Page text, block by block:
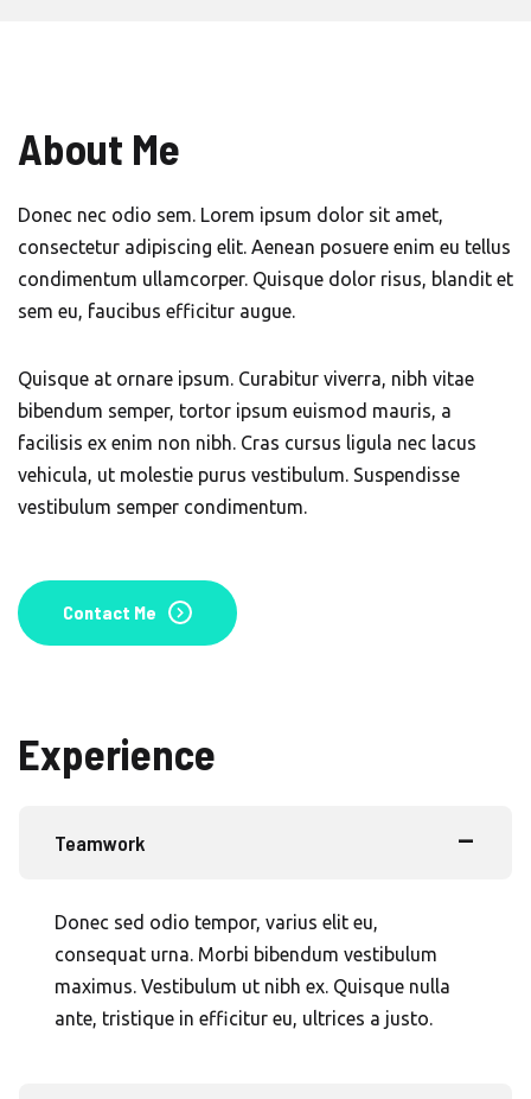
About Me
Donec nec odio sem. Lorem ipsum dolor sit amet,
consectetur adipiscing elit. Aenean posuere enim eu tellus
condimentum ullamcorper. Quisque dolor risus, blandit et
sem eu, faucibus efficitur augue.
Quisque at ornare ipsum. Curabitur viverra, nibh vitae
bibendum semper, tortor ipsum euismod mauris, a
facilisis ex enim non nibh. Cras cursus ligula nec lacus
vehicula, ut molestie purus vestibulum. Suspendisse
vestibulum semper condimentum.
Contact Me
Experience
Teamwork
Donec sed odio tempor, varius elit eu,
consequat urna. Morbi bibendum vestibulum
maximus. Vestibulum ut nibh ex. Quisque nulla
ante, tristique in efficitur eu, ultrices a justo.